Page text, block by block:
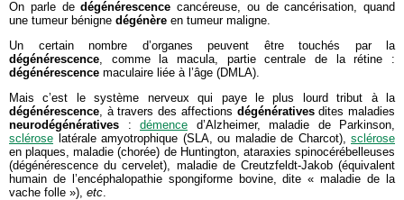
On parle dedégénérescence cancéreuse, ou de cancérisation, quand
une tumeur bénigne dégénère en tumeur maligne.
Un certain nombre d’organes peuvent être touchés par la
dégénérescence, comme la macula, partie centrale de la rétine :
dégénérescence maculaire liée à l’âge (DMLA).
Mais c’est le système nerveux qui paye le plus lourd tribut à la
dégénérescence, à travers des affections dégénérativesdites maladies
neurodégénératives : démence d’Alzheimer, maladie de Parkinson,
sclérose latérale amyotrophique (SLA, ou maladie de Charcot), sclérose
en plaques, maladie (chorée) de Huntington, ataraxies spinocérébelleuses
(dégénérescence du cervelet), maladie de Creutzfeldt-Jakob (équivalent
humain de l’encéphalopathie spongiforme bovine, dite « maladie de la
vache folle »), etc.